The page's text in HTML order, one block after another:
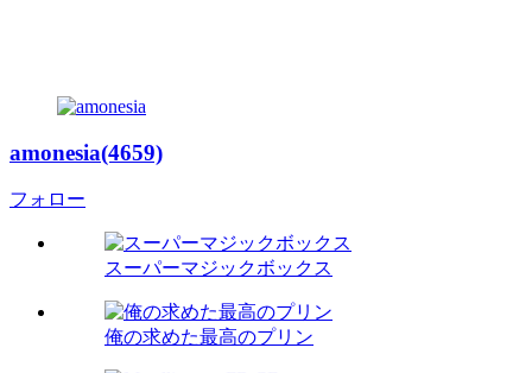
amonesia(4659)
フォロー
スーパーマジックボックス
俺の求めた最高のプリン